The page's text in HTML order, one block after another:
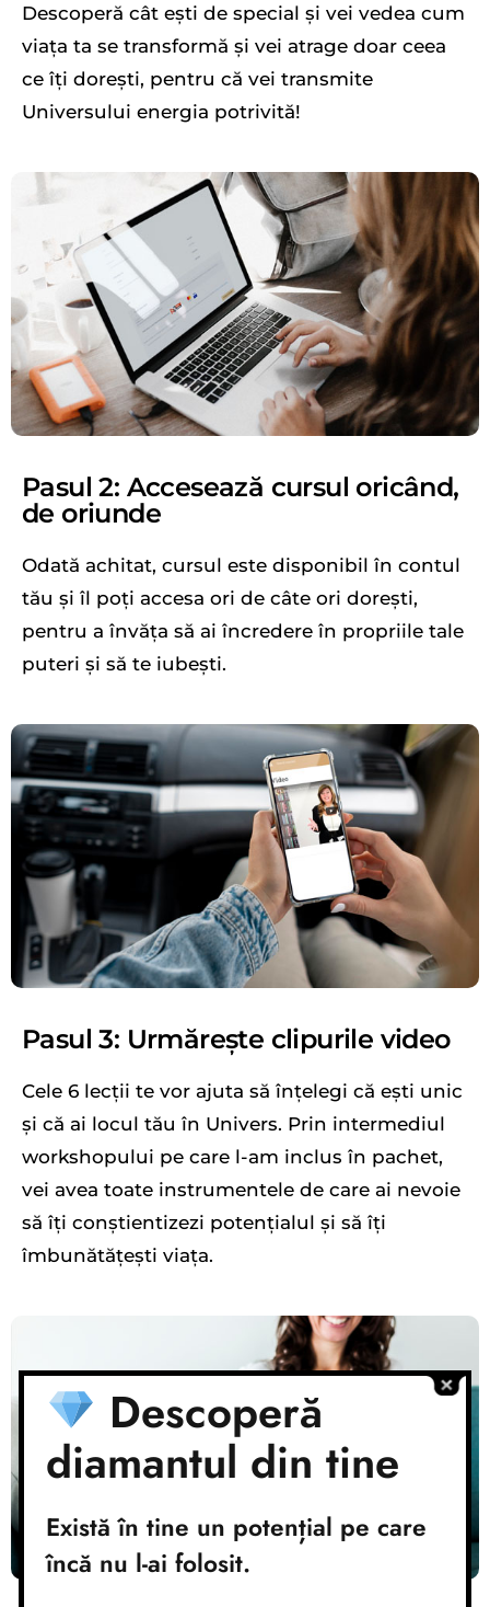
Descoperă cât ești de special și vei vedea cum
viața ta se transformă și vei atrage doar ceea
ce îți dorești, pentru că vei transmite
Universului energia potrivită!
Pasul 2: Accesează cursul oricând,
de oriunde
Odată achitat, cursul este disponibil în contul
tău și îl poți accesa ori de câte ori dorești,
pentru a învăța să ai încredere în propriile tale
puteri și să te iubești.
Pasul 3: Urmărește clipurile video
Cele 6 lecții te vor ajuta să înțelegi că ești unic
și că ai locul tău în Univers. Prin intermediul
workshopului pe care l-am inclus în pachet,
vei avea toate instrumentele de care ai nevoie
să îți conștientizezi potențialul și să îți
îmbunătățești viața.
Descoperă
diamantul din tine
Există în tine un potențial pe care
încă nu l-ai folosit.